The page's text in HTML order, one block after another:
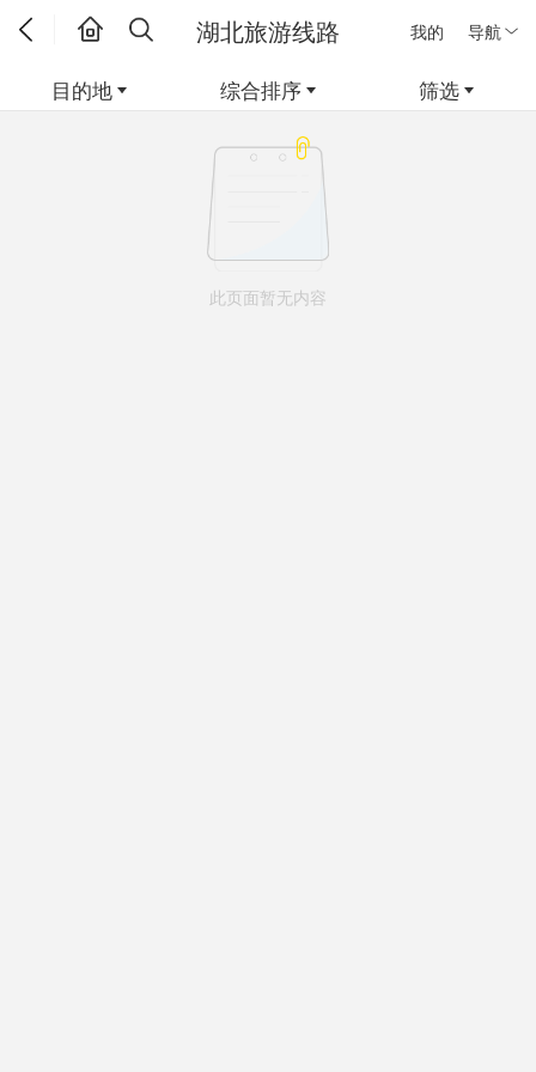
我的 导航
湖北旅游线路
目的地 综合排序 筛选
此页面暂无内容